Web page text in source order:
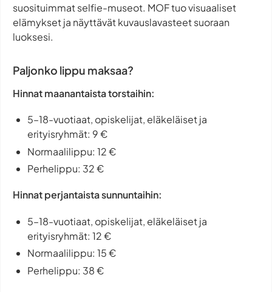
suosituimmat selfie-museot. MOF tuo visuaaliset
elämykset ja näyttävät kuvauslavasteet suoraan
luoksesi.
Paljonko lippu maksaa?
Hinnat maanantaista torstaihin:
5–18-vuotiaat, opiskelijat, eläkeläiset ja
erityisryhmät: 9 €
Normaalilippu: 12 €
Perhelippu: 32 €
Hinnat perjantaista sunnuntaihin:
5–18-vuotiaat, opiskelijat, eläkeläiset ja
erityisryhmät: 12 €
Normaalilippu: 15 €
Perhelippu: 38 €